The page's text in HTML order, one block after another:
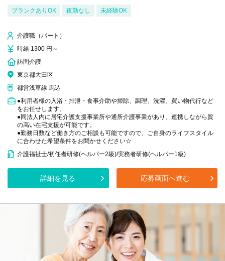
ブランクありOK 夜勤なし 未経験OK
介護職（パート）
時給 1300 円～
訪問介護
東京都大田区
都営浅草線 馬込
●利用者様の入浴・排泄・食事介助や掃除、調理、洗濯、買い物代行など
をお任せします。
●同法人内に居宅介護支援事業所や通所介護事業があり、連携しながら質
の高い在宅支援が可能です。
●勤務日数など働き方のご相談も可能ですので、ご自身のライフスタイル
に合わせた希望条件をお聞かせください☆
介護福祉士/初任者研修(ヘルパー2級)/実務者研修(ヘルパー1級)
詳細を見る 応募画面へ進む